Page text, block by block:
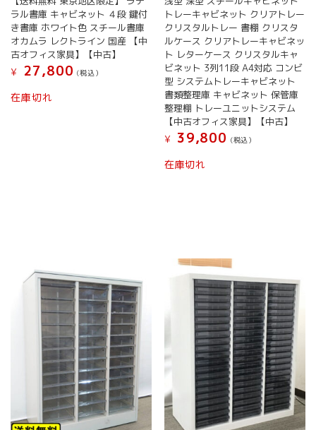
ラル書庫 キャビネット ４段 鍵付
き書庫 ホワイト色 スチール書庫
オカムラ レクトライン 国産 【中
古オフィス家具】【中古】
¥
27,800 (税込）
在庫切れ
トレーキャビネット クリアトレー
クリスタルトレー 書棚 クリスタ
ルケース クリアトレーキャビネッ
ト レターケース クリスタルキャ
ビネット 3列11段 A4対応 コンビ
型 システムトレーキャビネット
書類整理庫 キャビネット 保管庫
整理棚 トレーユニットシステム
【中古オフィス家具】【中古】
¥
39,800 (税込）
在庫切れ